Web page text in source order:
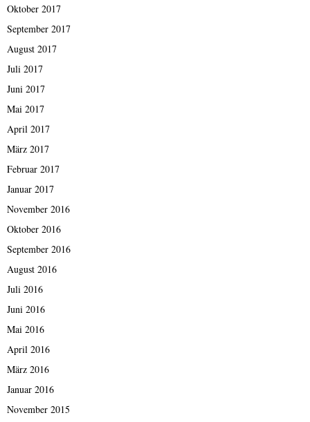
Oktober 2017
September 2017
August 2017
Juli 2017
Juni 2017
Mai 2017
April 2017
März 2017
Februar 2017
Januar 2017
November 2016
Oktober 2016
September 2016
August 2016
Juli 2016
Juni 2016
Mai 2016
April 2016
März 2016
Januar 2016
November 2015